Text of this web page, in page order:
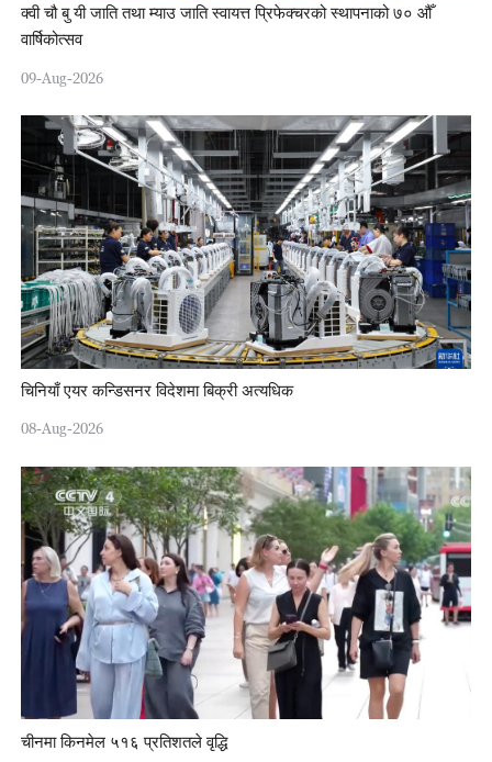
क्वी चौ बु यी जाति तथा म्याउ जाति स्वायत्त प्रिफेक्चरको स्थापनाको ७० औँ
वार्षिकोत्सव
09-Aug-2026
चिनियाँ एयर कन्डिसनर विदेशमा बिक्री अत्यधिक
08-Aug-2026
चीनमा किनमेल ५१६ प्रतिशतले वृद्धि